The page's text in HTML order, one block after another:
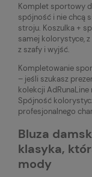
Komplet sportowy
spójność i nie chcą
stroju. Koszulka +
samej kolorystyce,
z szafy i wyjść.
Kompletowanie
– jeśli szukasz
kolekcji
Spójność
profesjonalnego
Bluza
klasyka,
mody